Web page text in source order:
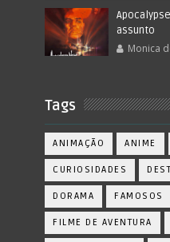
assunto
Monica
Tags
ANIMAÇÃO ANIME
CURIOSIDADES
DORAMA FAMOSOS
FILME DE AVENTURA